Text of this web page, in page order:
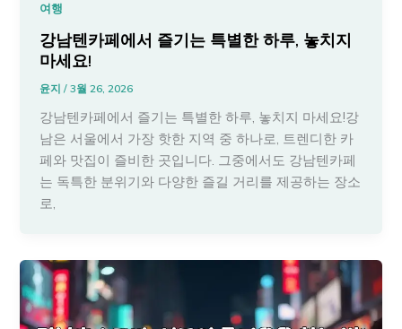
여행
강남텐카페에서 즐기는 특별한 하루, 놓치지
마세요!
윤지/3월 26, 2026
강남텐카페에서 즐기는 특별한 하루, 놓치지 마세요!강
남은 서울에서 가장 핫한 지역 중 하나로, 트렌디한 카
페와 맛집이 즐비한 곳입니다. 그중에서도 강남텐카페
는 독특한 분위기와 다양한 즐길 거리를 제공하는 장소
로,